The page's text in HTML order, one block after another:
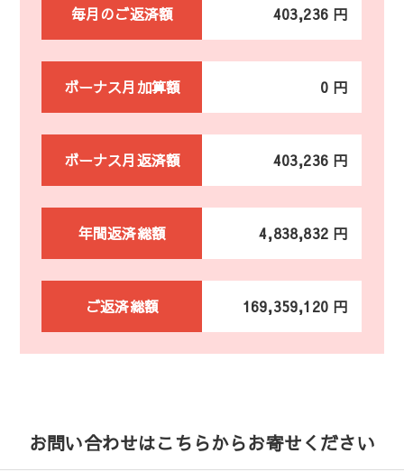
毎月のご返済額 403,236 円
ボーナス月加算額 0 円
ボーナス月返済額 403,236 円
年間返済総額 4,838,832 円
ご返済総額 169,359,120 円
お問い合わせはこちらからお寄せください